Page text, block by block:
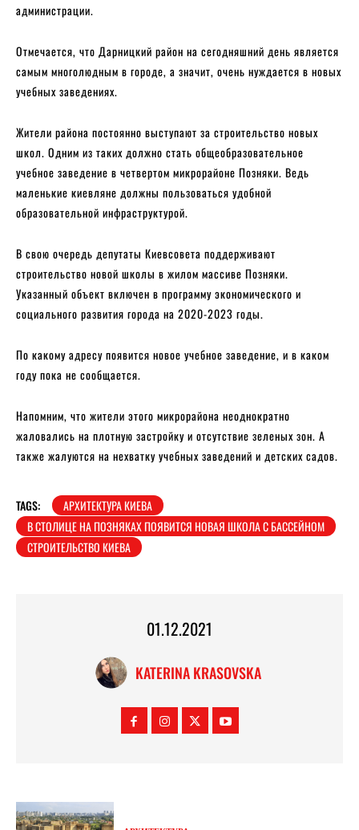
администрации.
Отмечается, что Дарницкий район на сегодняшний день является
самым многолюдным в городе, а значит, очень нуждается в новых
учебных заведениях.
Жители района постоянно выступают за строительство новых
школ. Одним из таких должно стать общеобразовательное
учебное заведение в четвертом микрорайоне Позняки. Ведь
маленькие киевляне должны пользоваться удобной
образовательной инфраструктурой.
В свою очередь депутаты Киевсовета поддерживают
строительство новой школы в жилом массиве Позняки.
Указанный объект включен в программу экономического и
социального развития города на 2020-2023 годы.
По какому адресу появится новое учебное заведение, и в каком
году пока не сообщается.
Напомним, что жители этого микрорайона неоднократно
жаловались на плотную застройку и отсутствие зеленых зон. А
также жалуются на нехватку учебных заведений и детских садов.
TAGS:
АРХИТЕКТУРА КИЕВА
В СТОЛИЦЕ НА ПОЗНЯКАХ ПОЯВИТСЯ НОВАЯ ШКОЛА С БАССЕЙНОМ
СТРОИТЕЛЬСТВО КИЕВА
01.12.2021
KATERINA KRASOVSKA